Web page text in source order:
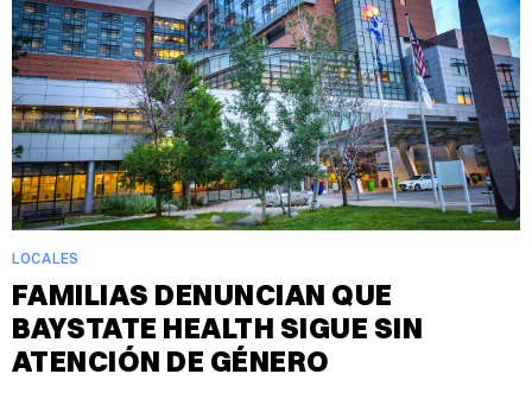
LOCALES
FAMILIAS DENUNCIAN QUE
BAYSTATE HEALTH SIGUE SIN
ATENCIÓN DE GÉNERO